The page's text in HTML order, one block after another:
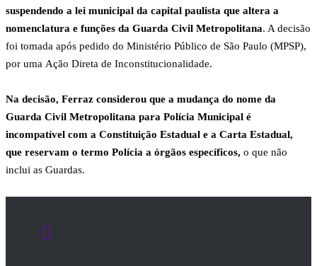
suspendendo a lei municipal da capital paulista que altera a
nomenclatura e funções da Guarda Civil Metropolitana. A decisão
foi tomada após pedido do Ministério Público de São Paulo (MPSP),
por uma Ação Direta de Inconstitucionalidade.
Na decisão, Ferraz considerou que a mudança do nome da
Guarda Civil Metropolitana para Polícia Municipal é
incompatível com a Constituição Estadual e a Carta Estadual,
que reservam o termo Polícia a órgãos específicos, o que não
inclui as Guardas.